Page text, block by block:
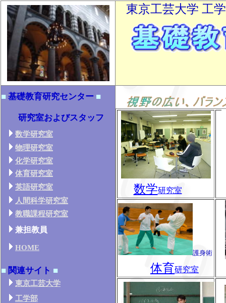
東京工芸大学 工
■ 基礎教育研究センター ■
研究室およびスタッフ
数学研究室
物理研究室
化学研究室
体育研究室
英語研究室
人間科学研究室
教職課程研究室
兼担教員
HOME
■ 関連サイト ■
東京工芸大学
工学部
数学研究室
護身術
体育研究室